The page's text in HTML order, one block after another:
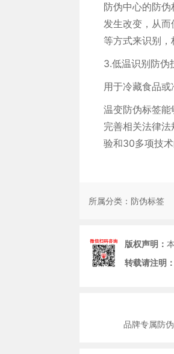
防伪中心的防
发生改变，从
等方式来识别，
3.低温识别防伪
用于冷藏食品或
温变防伪标签
完善相关法律
验和30多项技
所属分类： 防伪标签
版权声明：
转载请注明：
品牌专属防